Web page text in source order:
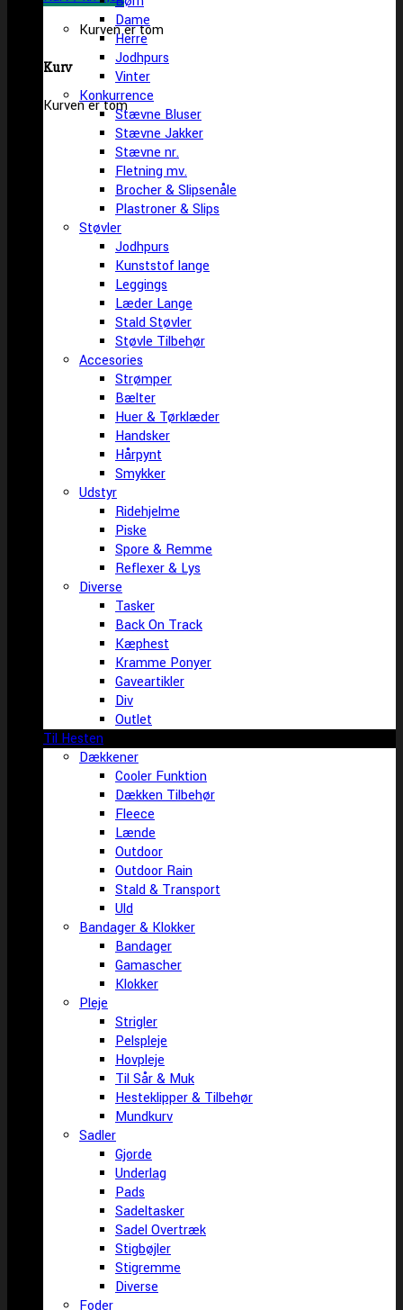
Kurven er tom
Kurv
Kurven er tom
Dame
Herre
Jodhpurs
Vinter
Konkurrence
Stævne Bluser
Stævne Jakker
Stævne nr.
Fletning mv.
Brocher & Slipsenåle
Plastroner & Slips
Støvler
Jodhpurs
Kunststof lange
Leggings
Læder Lange
Stald Støvler
Støvle Tilbehør
Accesories
Strømper
Bælter
Huer & Tørklæder
Handsker
Hårpynt
Smykker
Udstyr
Ridehjelme
Piske
Spore & Remme
Reflexer & Lys
Diverse
Tasker
Back On Track
Kæphest
Kramme Ponyer
Gaveartikler
Div
Outlet
Til Hesten
Dækkener
Cooler Funktion
Dækken Tilbehør
Fleece
Lænde
Outdoor
Outdoor Rain
Stald & Transport
Uld
Bandager & Klokker
Bandager
Gamascher
Klokker
Pleje
Strigler
Pelspleje
Hovpleje
Til Sår & Muk
Hesteklipper & Tilbehør
Mundkurv
Sadler
Gjorde
Underlag
Pads
Sadeltasker
Sadel Overtræk
Stigbøjler
Stigremme
Diverse
Foder